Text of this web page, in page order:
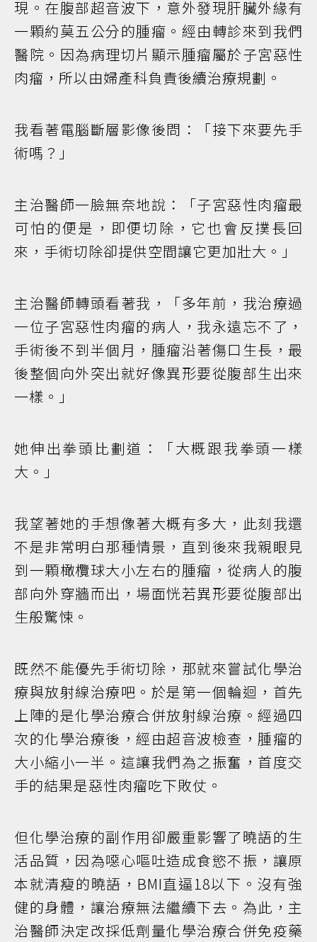
現。在腹部超音波下，意外發現肝臟外緣有
一顆約莫五公分的腫瘤。經由轉診來到我們
醫院。因為病理切片顯示腫瘤屬於子宮惡性
肉瘤，所以由婦產科負責後續治療規劃。
我看著電腦斷層影像後問：「接下來要先手
術嗎？」
主治醫師一臉無奈地說：「子宮惡性肉瘤最
可怕的便是，即便切除，它也會反撲長回
來，手術切除卻提供空間讓它更加壯大。」
主治醫師轉頭看著我，「多年前，我治療過
一位子宮惡性肉瘤的病人，我永遠忘不了，
手術後不到半個月，腫瘤沿著傷口生長，最
後整個向外突出就好像異形要從腹部生出來
一樣。」
她伸出拳頭比劃道：「大概跟我拳頭一樣
大。」
我望著她的手想像著大概有多大，此刻我還
不是非常明白那種情景，直到後來我親眼見
到一顆橄欖球大小左右的腫瘤，從病人的腹
部向外穿牆而出，場面恍若異形要從腹部出
生般驚悚。
既然不能優先手術切除，那就來嘗試化學治
療與放射線治療吧。於是第一個輪迴，首先
上陣的是化學治療合併放射線治療。經過四
次的化學治療後，經由超音波檢查，腫瘤的
大小縮小一半。這讓我們為之振奮，首度交
手的結果是惡性肉瘤吃下敗仗。
但化學治療的副作用卻嚴重影響了曉語的生
活品質，因為噁心嘔吐造成食慾不振，讓原
本就清瘦的曉語，BMI直逼18以下。沒有強
健的身體，讓治療無法繼續下去。為此，主
治醫師決定改採低劑量化學治療合併免疫藥